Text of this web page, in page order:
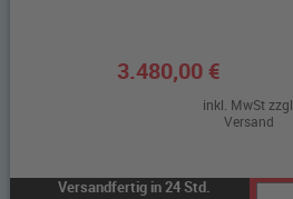
3.480,00 €
inkl. MwSt zzgl.
Versand
Versandfertig in 24 Std.